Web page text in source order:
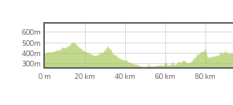
0 m 20 km 40 km 60 km 80 km
300m
400m
500m
600m